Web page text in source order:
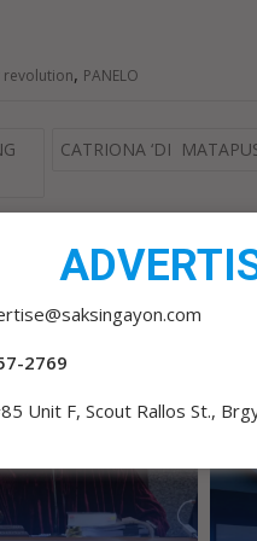
, PANELO
CATRIONA ‘DI
2769
Unit F, Scout Rallos St.,